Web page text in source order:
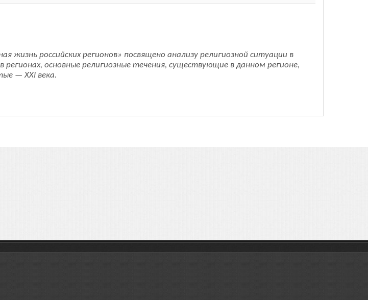
жизнь российских регионов» посвящено анализу религиозной ситуации в
регионах, основные религиозные течения, существующие в данном регионе,
— ХХI века.